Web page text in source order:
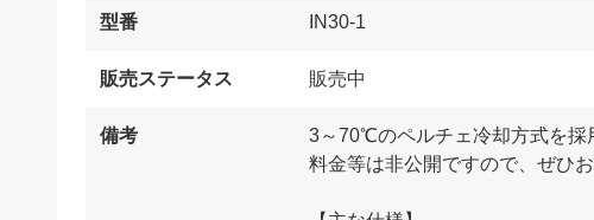
型番 IN30-1
販売ステータス 販売中
備考
3～70℃のペルチェ冷却方式を採
料金等は非公開ですので、ぜひ